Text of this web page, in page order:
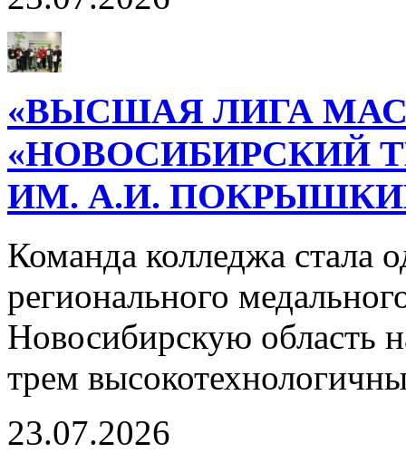
«ВЫСШАЯ ЛИГА
«НОВОСИБИРСКИЙ
ИМ. А.И.
Команда колледжа стала
регионального
Новосибирскую область
трем
23.07.2026